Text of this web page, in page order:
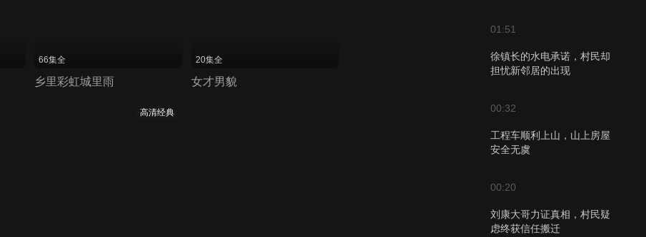
01:51
徐镇长的水电承诺，村民却
担忧新邻居的出现
00:32
工程车顺利上山，山上房屋
安全无虞
00:20
刘康大哥力证真相，村民疑
虑终获信任搬迁
66集全
乡里彩虹城里雨
20集全
女才男貌
高清经典